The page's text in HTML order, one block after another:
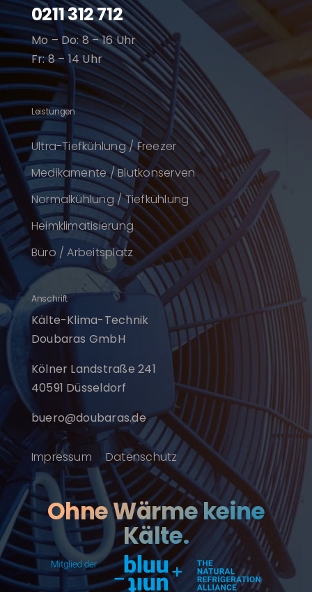
0211 312 712
Mo – Do: 8 – 16 Uhr
Fr: 8 – 14 Uhr
Leistungen
Ultra-Tiefkühlung / Freezer
Medikamente / Blutkonserven
Normalkühlung / Tiefkühlung
Heimklimatisierung
Büro / Arbeitsplatz
Anschrift
Kälte-Klima-Technik
Doubaras GmbH
Kölner Landstraße 241
40591 Düsseldorf
buero@doubaras.de
Impressum Datenschutz
Ohne Wärme keine
Kälte.